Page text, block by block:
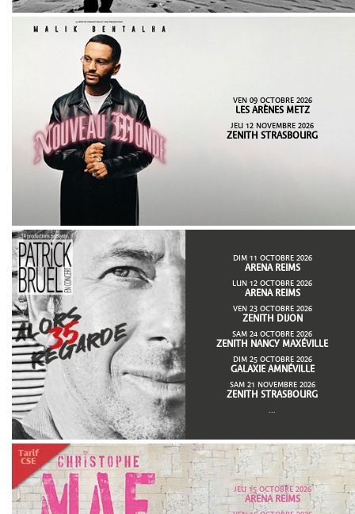
VEN 09 OCTOBRE 2026
LES ARÈNES METZ
JEU 12 NOVEMBRE 2026
ZENITH STRASBOURG
DIM 11 OCTOBRE 2026
ARENA REIMS
LUN 12 OCTOBRE 2026
ARENA REIMS
VEN 23 OCTOBRE 2026
ZENITH DIJON
SAM 24 OCTOBRE 2026
ZENITH NANCY MAXÉVILLE
DIM 25 OCTOBRE 2026
GALAXIE AMNÉVILLE
SAM 21 NOVEMBRE 2026
ZENITH STRASBOURG
...
JEU 15 OCTOBRE 2026
ARENA REIMS